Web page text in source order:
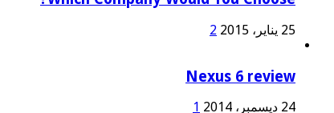
25 يناير، 2015 2
Nexus 6 review
24 ديسمبر، 2014 1